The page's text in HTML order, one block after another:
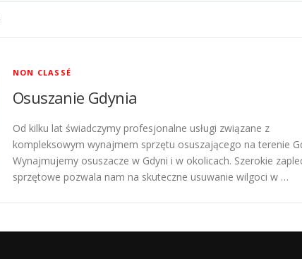
NON CLASSÉ
Osuszanie Gdynia
Od kilku lat świadczymy profesjonalne usługi związane z
kompleksowym wynajmem sprzętu osuszającego na terenie
Wynajmujemy osuszacze w Gdyni i w okolicach. Szerokie
sprzętowe pozwala nam na skuteczne usuwanie wilgoci w …